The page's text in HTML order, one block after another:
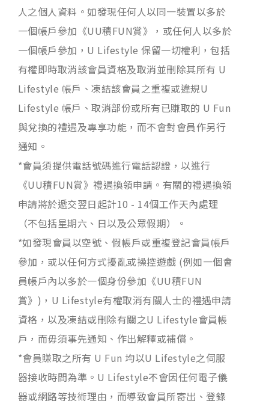
人之個人資料。如發現任何人以同一裝置以多於
一個帳戶參加《UU積FUN賞》，或任何人以多於
一個帳戶參加，U Lifestyle 保留一切權利，包括
有權即時取消該會員資格及取消並刪除其所有 U
Lifestyle 帳戶、凍結該會員之重複或違規U
Lifestyle 帳戶、取消部份或所有已賺取的 U Fun
與兌換的禮遇及專享功能，而不會對會員作另行
通知。
*會員須提供電話號碼進行電話認證，以進行
《UU積FUN賞》禮遇換領申請。有關的禮遇換領
申請將於遞交翌日起計10 - 14個工作天內處理
（不包括星期六、日以及公眾假期）。
*如發現會員以空號、假帳戶或重複登記會員帳戶
參加，或以任何方式擾亂或操控遊戲 (例如一個會
員帳戶內以多於一個身份參加《UU積FUN
賞》)，U Lifestyle有權取消有關人士的禮遇申請
資格，以及凍結或刪除有關之U Lifestyle會員帳
戶，而毋須事先通知、作出解釋或補償。
*會員賺取之所有 U Fun 均以U Lifestyle之伺服
器接收時間為準。U Lifestyle不會因任何電子儀
器或網路等技術理由，而導致會員所寄出、登錄